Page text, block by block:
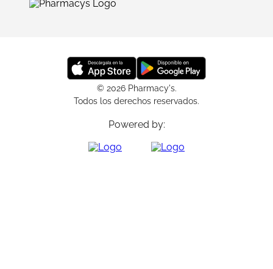
© 2026 Pharmacy's.
Todos los derechos reservados.
Powered by: